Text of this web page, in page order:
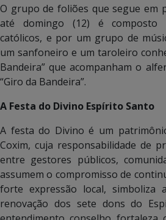
O grupo de foliões que segue em
até domingo (12) é composto
católicos, e por um grupo de
um sanfoneiro e um taroleiro
Bandeira” que acompanham o
“Giro da Bandeira”.
A Festa do Divino Espírito Santo
A festa do Divino é um
Coxim, cuja responsabilidade de
entre gestores públicos,
assumem o compromisso de
forte expressão local, simboliza
renovação dos sete dons do